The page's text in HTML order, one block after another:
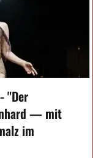
"Der
— mit
im